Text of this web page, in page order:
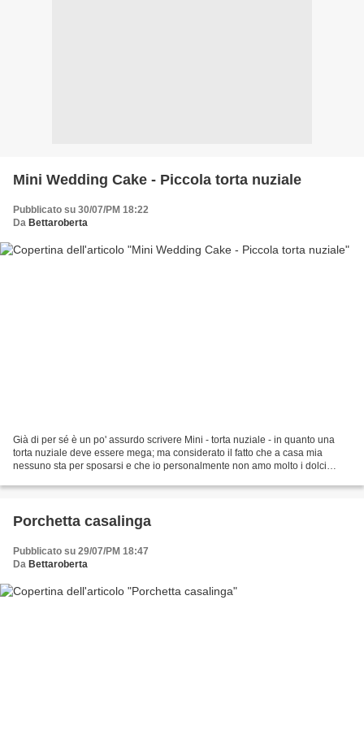
Mini Wedding Cake - Piccola torta nuziale
Pubblicato su 30/07/PM 18:22
Da Bettaroberta
Già di per sé è un po' assurdo scrivere Mini - torta nuziale - in quanto una
torta nuziale deve essere mega; ma considerato il fatto che a casa mia
nessuno sta per sposarsi e che io personalmente non amo molto i dolci
Porchetta casalinga
Pubblicato su 29/07/PM 18:47
Da Bettaroberta